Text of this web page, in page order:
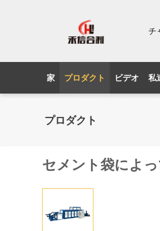
チ
家 プロダクト ビデオ 私
プロダクト
セメント袋によ